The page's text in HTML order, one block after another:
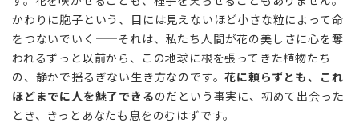
古参
の植
2
二枚
の葉
かわりに胞子という、目には見えないほど小さな粒によって命
をつないでいく——それは、私たち人間が花の美しさに心を奪
われるずっと以前から、この地球に根を張ってきた植物たち
の、静かで揺るぎない生き方なのです。花に頼らずとも、これ
ほどまでに人を魅了できるのだという事実に、初めて出会った
とき、きっとあなたも息をのむはずです。